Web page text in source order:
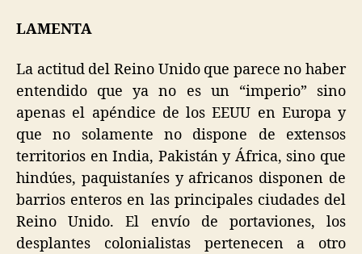
LAMENTA
La actitud del Reino Unido que parece no haber
entendido que ya no es un “imperio” sino
apenas el apéndice de los EEUU en Europa y
que no solamente no dispone de extensos
territorios en India, Pakistán y África, sino que
hindúes, paquistaníes y africanos disponen de
barrios enteros en las principales ciudades del
Reino Unido. El envío de portaviones, los
desplantes colonialistas pertenecen a otro